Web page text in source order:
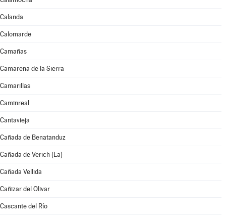
Calanda
Calomarde
Camañas
Camarena de la Sierra
Camarillas
Caminreal
Cantavieja
Cañada de Benatanduz
Cañada de Verich (La)
Cañada Vellida
Cañizar del Olivar
Cascante del Río